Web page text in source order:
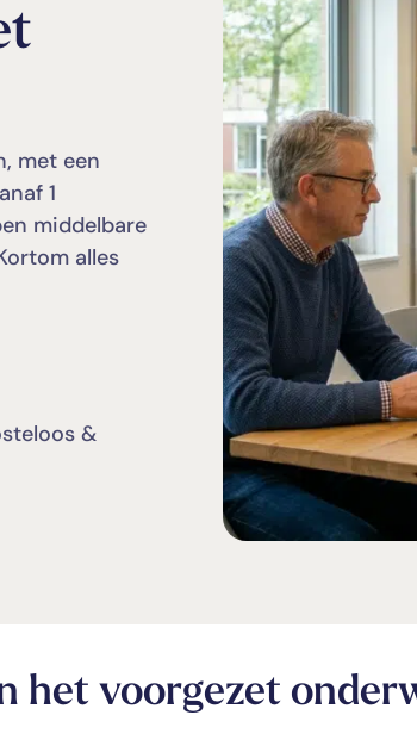
met een
1
middelbare
alles
&
het voorgezet